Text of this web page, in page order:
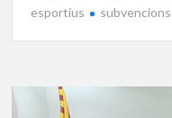
esportius
subvencions